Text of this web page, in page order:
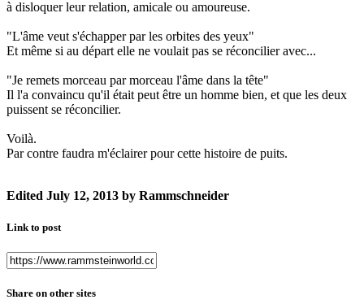
à disloquer leur relation, amicale ou amoureuse.
"L'âme veut s'échapper par les orbites des yeux"
Et même si au départ elle ne voulait pas se réconcilier avec...
"Je remets morceau par morceau l'âme dans la tête"
Il l'a convaincu qu'il était peut être un homme bien, et que les deux
puissent se réconcilier.
Voilà.
Par contre faudra m'éclairer pour cette histoire de puits.
Edited July 12, 2013 by Rammschneider
Link to post
Share on other sites